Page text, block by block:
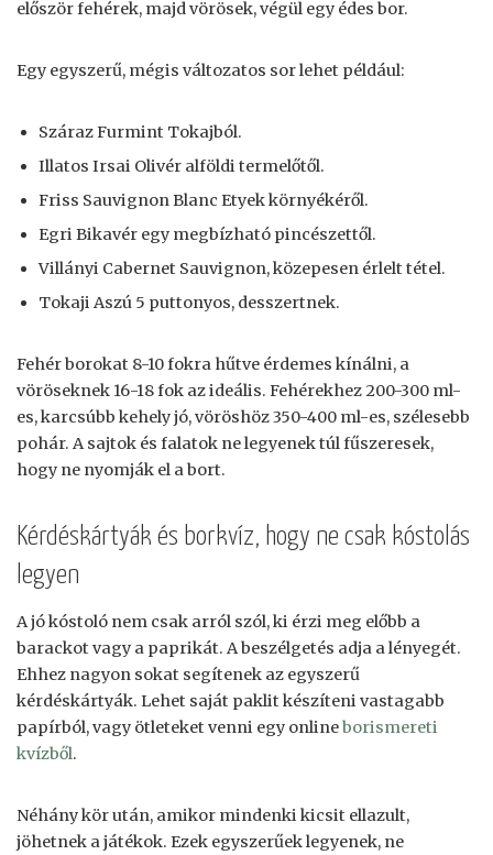
először fehérek, majd vörösek, végül egy édes bor.
Egy egyszerű, mégis változatos sor lehet például:
Száraz Furmint Tokajból.
Illatos Irsai Olivér alföldi termelőtől.
Friss Sauvignon Blanc Etyek környékéről.
Egri Bikavér egy megbízható pincészettől.
Villányi Cabernet Sauvignon, közepesen érlelt tétel.
Tokaji Aszú 5 puttonyos, desszertnek.
Fehér borokat 8-10 fokra hűtve érdemes kínálni, a
vöröseknek 16-18 fok az ideális. Fehérekhez 200-300 ml-
es, karcsúbb kehely jó, vöröshöz 350-400 ml-es, szélesebb
pohár. A sajtok és falatok ne legyenek túl fűszeresek,
hogy ne nyomják el a bort.
Kérdéskártyák és borkvíz, hogy ne csak kóstolás
legyen
A jó kóstoló nem csak arról szól, ki érzi meg előbb a
barackot vagy a paprikát. A beszélgetés adja a lényegét.
Ehhez nagyon sokat segítenek az egyszerű
kérdéskártyák. Lehet saját paklit készíteni vastagabb
papírból, vagy ötleteket venni egy onlineborismereti
kvízből.
Néhány kör után, amikor mindenki kicsit ellazult,
jöhetnek a játékok. Ezek egyszerűek legyenek, ne